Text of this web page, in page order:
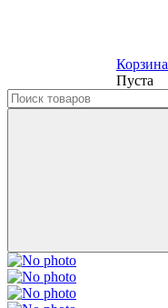
Корзина
Пуста